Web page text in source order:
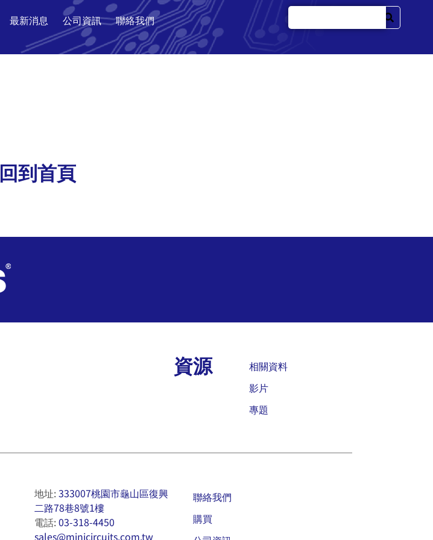
最新消息 公司資訊 聯絡我們
回到首頁
資源
相關資料
影片
專題
地址:333007桃園市龜山區復興
二路78巷8號1樓
電話:03-318-4450
sales@minicircuits.com.tw
聯絡我們
購買